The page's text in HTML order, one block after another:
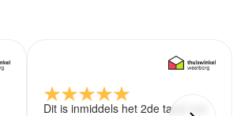
Dit is inmiddels het 2de tapijt wat